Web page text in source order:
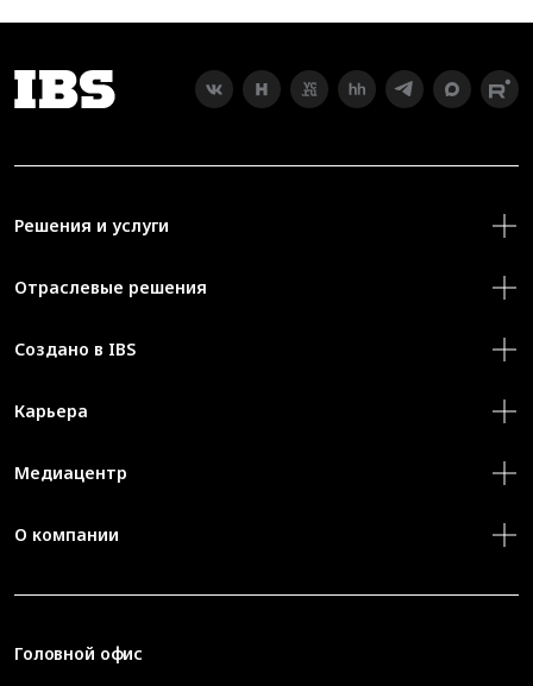
Решения и услуги
Отраслевые решения
Создано в IBS
Карьера
Медиацентр
О компании
Головной офис